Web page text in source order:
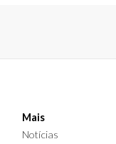
Mais
Notícias